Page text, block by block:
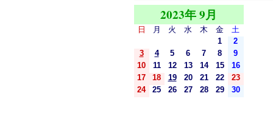
2023年 9月
日 月 火 水 木 金
土
1
2
3
4 5 6 7 8
9
10
11 12 13 14 15
16
17
18 19 20 21 22
23
24
25 26 27 28 29 30